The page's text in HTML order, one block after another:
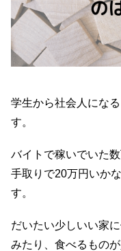
学生から社会人になる
す。
バイトで稼いでいた
手取りで20万円いか
す。
だいたい少しいい家
みたり、食べるもの